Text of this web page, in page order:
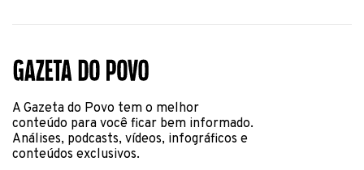
A Gazeta do Povo tem o melhor
conteúdo para você ficar bem informado.
Análises, podcasts, vídeos, infográficos e
conteúdos exclusivos.